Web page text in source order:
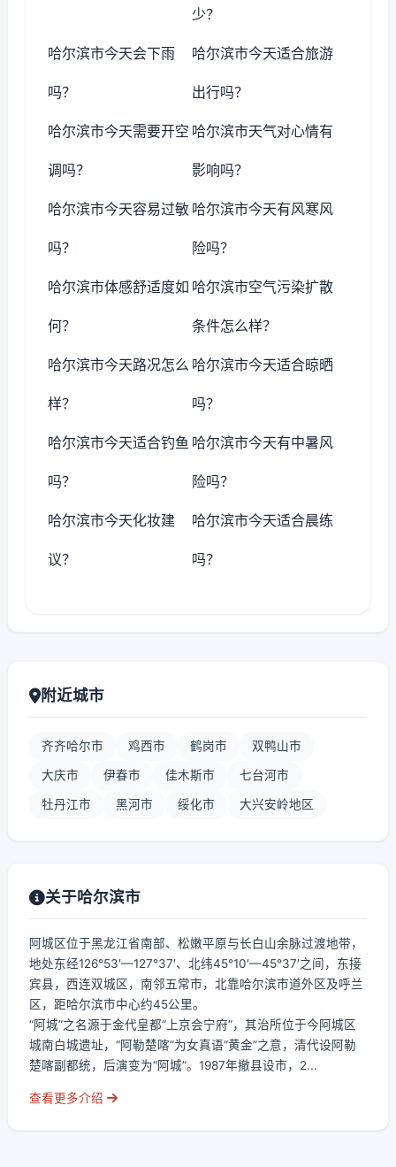
少？
哈尔滨市今天会下雨
吗？
哈尔滨市今天适合旅游
出行吗？
哈尔滨市今天需要开空
调吗？
哈尔滨市天气对心情有
影响吗？
哈尔滨市今天容易过敏
吗？
哈尔滨市今天有风寒风
险吗？
哈尔滨市体感舒适度如
何？
哈尔滨市空气污染扩散
条件怎么样？
哈尔滨市今天路况怎么
样？
哈尔滨市今天适合晾晒
吗？
哈尔滨市今天适合钓鱼
吗？
哈尔滨市今天有中暑风
险吗？
哈尔滨市今天化妆建
议？
哈尔滨市今天适合晨练
吗？
附近城市
齐齐哈尔市 鸡西市 鹤岗市 双鸭山市
大庆市 伊春市 佳木斯市 七台河市
牡丹江市 黑河市 绥化市 大兴安岭地区
关于哈尔滨市
阿城区位于黑龙江省南部、松嫩平原与长白山余脉过渡地带，
地处东经126°53′—127°37′、北纬45°10′—45°37′之间，东接
宾县，西连双城区，南邻五常市，北靠哈尔滨市道外区及呼兰
区，距哈尔滨市中心约45公里。
“阿城”之名源于金代皇都“上京会宁府”，其治所位于今阿城区
城南白城遗址，“阿勒楚喀”为女真语“黄金”之意，清代设阿勒
楚喀副都统，后演变为“阿城”。1987年撤县设市，2...
查看更多介绍